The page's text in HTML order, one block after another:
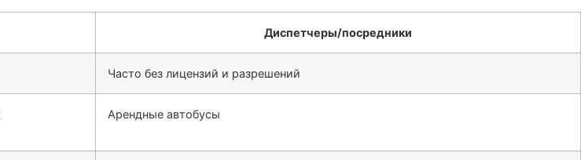
Диспетчеры/посредники
Часто без лицензий и разрешений
Арендные автобусы